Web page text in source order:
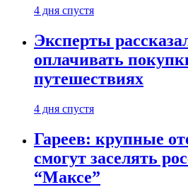
4 дня спустя
Эксперты
оплачивать
путешествиях
4 дня спустя
Гареев: крупные
смогут заселять
“Максе”